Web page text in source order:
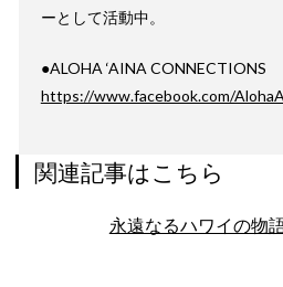
ーとして活動中。
●ALOHA ‘AINA CONNECTIONS
https://www.facebook.com/
関連記事はこちら
永遠なるハワイの物